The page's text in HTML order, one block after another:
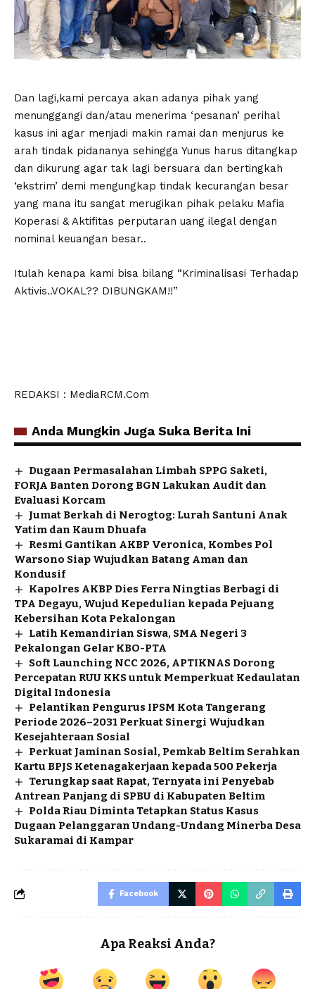
Dan lagi,kami percaya akan adanya pihak yang
menunggangi dan/atau menerima ‘pesanan’ perihal
kasus ini agar menjadi makin ramai dan menjurus ke
arah tindak pidananya sehingga Yunus harus ditangkap
dan dikurung agar tak lagi bersuara dan bertingkah
‘ekstrim’ demi mengungkap tindak kecurangan besar
yang mana itu sangat merugikan pihak pelaku Mafia
Koperasi & Aktifitas perputaran uang ilegal dengan
nominal keuangan besar..
Itulah kenapa kami bisa bilang “Kriminalisasi Terhadap
Aktivis..VOKAL?? DIBUNGKAM!!”
REDAKSI : MediaRCM.Com
Anda Mungkin Juga Suka Berita Ini
Dugaan Permasalahan Limbah SPPG Saketi,
FORJA Banten Dorong BGN Lakukan Audit dan
Evaluasi Korcam
Jumat Berkah di Nerogtog: Lurah Santuni Anak
Yatim dan Kaum Dhuafa
Resmi Gantikan AKBP Veronica, Kombes Pol
Warsono Siap Wujudkan Batang Aman dan
Kondusif
Kapolres AKBP Dies Ferra Ningtias Berbagi di
TPA Degayu, Wujud Kepedulian kepada Pejuang
Kebersihan Kota Pekalongan
Latih Kemandirian Siswa, SMA Negeri 3
Pekalongan Gelar KBO-PTA
Soft Launching NCC 2026, APTIKNAS Dorong
Percepatan RUU KKS untuk Memperkuat Kedaulatan
Digital Indonesia
Pelantikan Pengurus IPSM Kota Tangerang
Periode 2026–2031 Perkuat Sinergi Wujudkan
Kesejahteraan Sosial
Perkuat Jaminan Sosial, Pemkab Beltim Serahkan
Kartu BPJS Ketenagakerjaan kepada 500 Pekerja
Terungkap saat Rapat, Ternyata ini Penyebab
Antrean Panjang di SPBU di Kabupaten Beltim
Polda Riau Diminta Tetapkan Status Kasus
Dugaan Pelanggaran Undang-Undang Minerba Desa
Sukaramai di Kampar
Facebook
Apa Reaksi Anda?